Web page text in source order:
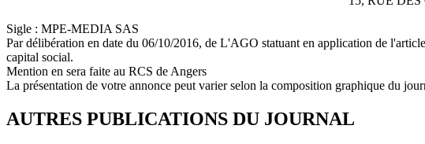
Sigle : MPE-MEDIA SAS
Par délibération en date du 06/10/2016, de L'AGO statuant en application de
capital social.
Mention en sera faite au RCS de Angers
La présentation de votre annonce peut varier selon la composition graphique du
AUTRES PUBLICATIONS DU JOURNAL